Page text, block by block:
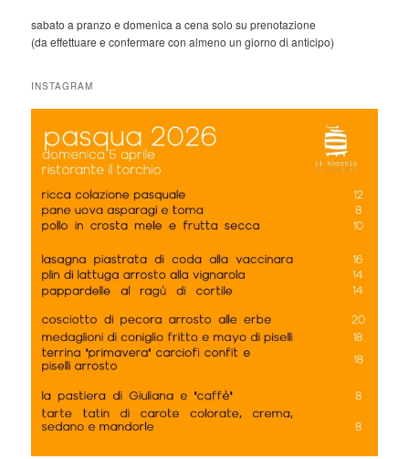
sabato a pranzo e domenica a cena solo su prenotazione
(da effettuare e confermare con almeno un giorno di anticipo)
INSTAGRAM